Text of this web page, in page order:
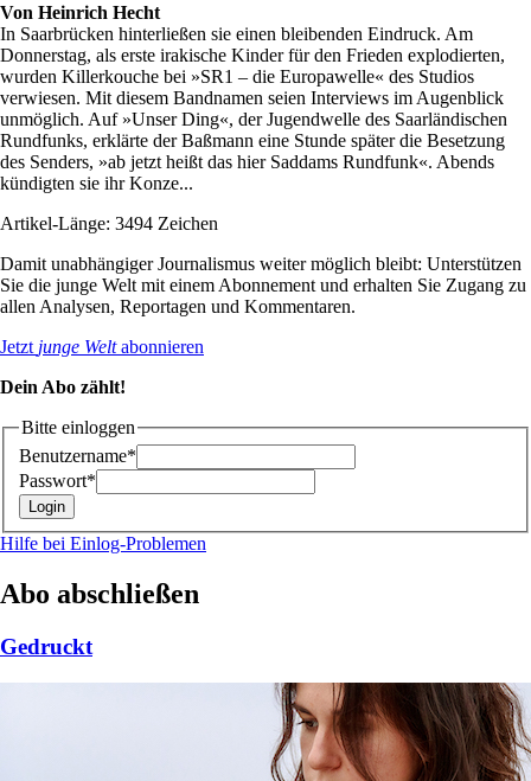
Von Heinrich Hecht
In Saarbrücken hinterließen sie einen bleibenden Eindruck. Am
Donnerstag, als erste irakische Kinder für den Frieden explodierten,
wurden Killerkouche bei »SR1 – die Europawelle« des Studios
verwiesen. Mit diesem Bandnamen seien Interviews im Augenblick
unmöglich. Auf »Unser Ding«, der Jugendwelle des Saarländischen
Rundfunks, erklärte der Baßmann eine Stunde später die Besetzung
des Senders, »ab jetzt heißt das hier Saddams Rundfunk«. Abends
kündigten sie ihr Konze...
Artikel-Länge: 3494 Zeichen
Damit unabhängiger Journalismus weiter möglich bleibt: Unterstützen
Sie die junge Welt mit einem Abonnement und erhalten Sie Zugang zu
allen Analysen, Reportagen und Kommentaren.
Jetzt junge Weltabonnieren
Dein Abo zählt!
Bitte einloggen
Benutzername*
Passwort*
Hilfe bei Einlog-Problemen
Abo abschließen
Gedruckt